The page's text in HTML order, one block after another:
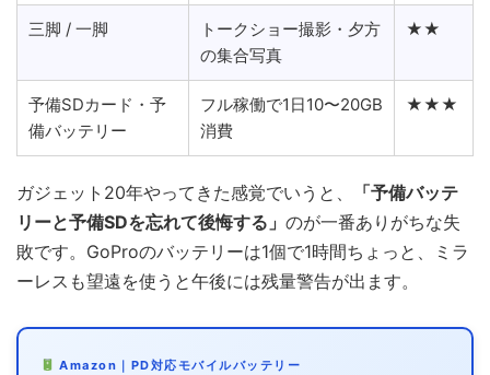
三脚 / 一脚
トークショー撮影・夕方
の集合写真
★★
予備SDカード・予
備バッテリー
フル稼働で1日10〜20GB
消費
★★★
ガジェット20年やってきた感覚でいうと、
「予備バッテ
リーと予備SDを忘れて後悔する」 のが一番ありがちな失
敗です。GoProのバッテリーは1個で1時間ちょっと、ミラ
ーレスも望遠を使うと午後には残量警告が出ます。
Amazon｜PD対応モバイルバッテリー